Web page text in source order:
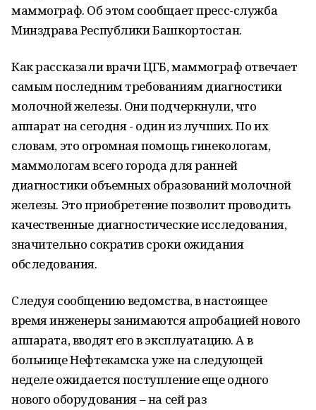
маммограф. Об этом сообщает пресс-служба
Минздрава Республики Башкортостан.
Как рассказали врачи ЦГБ, маммограф отвечает
самым последним требованиям диагностики
молочной железы. Они подчеркнули, что
аппарат на сегодня - один из лучших. По их
словам, это огромная помощь гинекологам,
маммологам всего города для ранней
диагностики объемных образований молочной
железы. Это приобретение позволит проводить
качественные диагностические исследования,
значительно сократив сроки ожидания
обследования.
Следуя сообщению ведомства, в настоящее
время инженеры занимаются апробацией нового
аппарата, вводят его в эксплуатацию. А в
больнице Нефтекамска уже на следующей
неделе ожидается поступление еще одного
нового оборудования – на сей раз